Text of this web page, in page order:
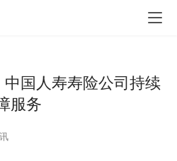
中国人寿寿险公司持续
服务